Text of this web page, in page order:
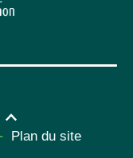
Plan du site